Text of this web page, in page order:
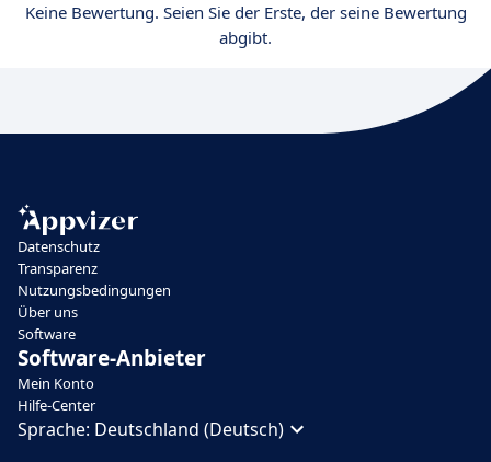
Keine Bewertung. Seien Sie der Erste, der seine Bewertung
abgibt.
Datenschutz
Transparenz
Nutzungsbedingungen
Über uns
Software
Software-Anbieter
Mein Konto
Hilfe-Center
Sprache: Deutschland (Deutsch)